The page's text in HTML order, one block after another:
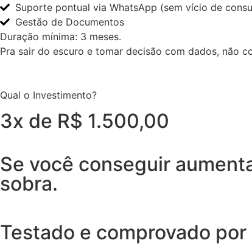
Suporte pontual via WhatsApp (sem vício de
Gestão de Documentos
Duração mínima: 3 meses.
Pra sair do escuro e tomar decisão com dados, não
Qual o Investimento?
3x de R$ 1.500,00
Se você conseguir
sobra.
Testado e comprovado